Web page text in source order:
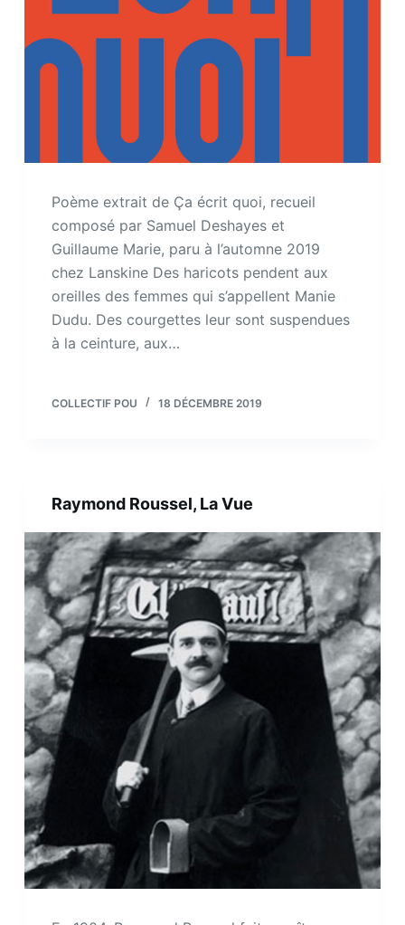
Poème extrait de Ça écrit quoi, recueil
composé par Samuel Deshayes et
Guillaume Marie, paru à l’automne 2019
chez Lanskine Des haricots pendent aux
oreilles des femmes qui s’appellent Manie
Dudu. Des courgettes leur sont suspendues
à la ceinture, aux…
COLLECTIF POU 18 DÉCEMBRE 2019
Raymond Roussel, La Vue